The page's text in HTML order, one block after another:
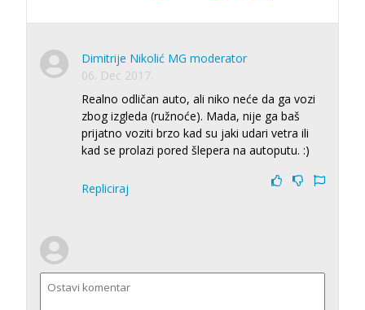
Dimitrije Nikolić MG moderator
06. Dec 2017.
Realno odličan auto, ali niko neće da ga vozi
zbog izgleda (ružnoće). Mada, nije ga baš
prijatno voziti brzo kad su jaki udari vetra ili
kad se prolazi pored šlepera na autoputu. :)
Repliciraj